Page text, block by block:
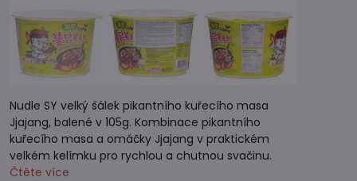
Nudle SY velký šálek pikantního kuřecího masa
Jjajang, balené v 105g. Kombinace pikantního
kuřecího masa a omáčky Jjajang v praktickém
velkém kelímku pro rychlou a chutnou svačinu.
Čtěte více